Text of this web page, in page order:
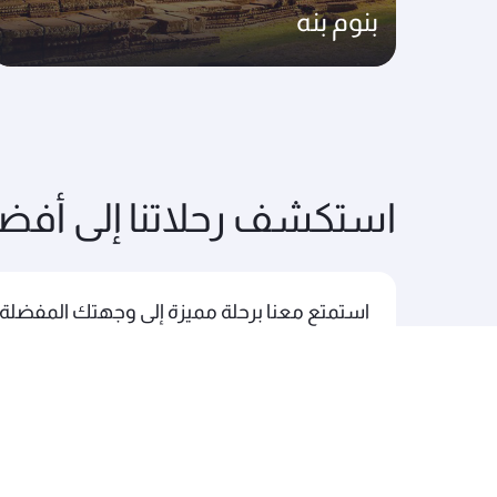
بنوم بنه
استكشف رحلاتنا إلى
استمتع معنا برحلة مميزة إلى وجهتك